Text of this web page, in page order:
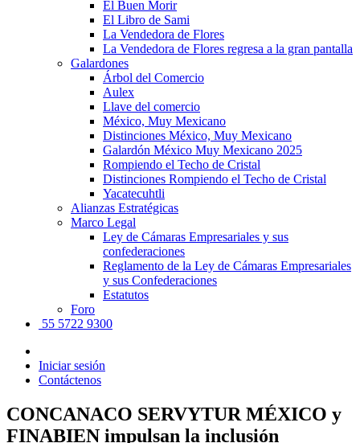
El Buen Morir
El Libro de Sami
La Vendedora de Flores
La Vendedora de Flores regresa a la gran pantalla
Galardones
Árbol del Comercio
Aulex
Llave del comercio
México, Muy Mexicano
Distinciones México, Muy Mexicano
Galardón México Muy Mexicano 2025
Rompiendo el Techo de Cristal
Distinciones Rompiendo el Techo de Cristal
Yacatecuhtli
Alianzas Estratégicas
Marco Legal
Ley de Cámaras Empresariales y sus
confederaciones
Reglamento de la Ley de Cámaras Empresariales
y sus Confederaciones
Estatutos
Foro
55 5722 9300
Iniciar sesión
Contáctenos
CONCANACO SERVYTUR MÉXICO y
FINABIEN impulsan la inclusión